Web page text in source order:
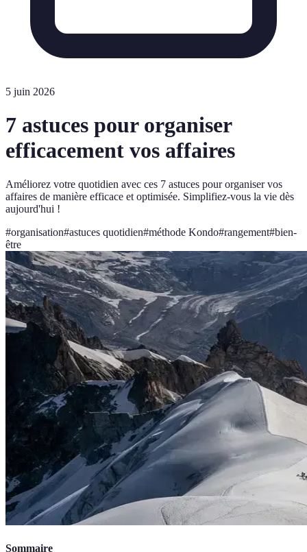
5 juin 2026
7 astuces pour organiser
efficacement vos affaires
Améliorez votre quotidien avec ces 7 astuces pour organiser vos
affaires de manière efficace et optimisée. Simplifiez-vous la vie dès
aujourd'hui !
#organisation#astuces quotidien#méthode Kondo#rangement#bien-
être
Sommaire